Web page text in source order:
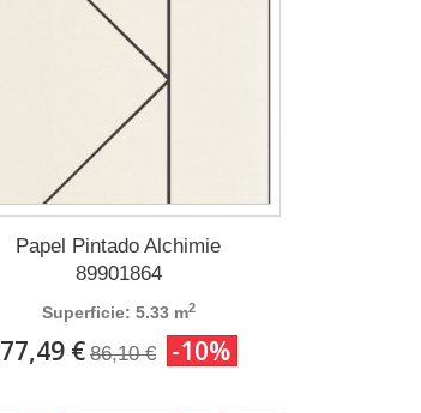
Papel Pintado Alchimie
89901864
Superficie: 5.33 m2
77,49 € 86,10 € -10%